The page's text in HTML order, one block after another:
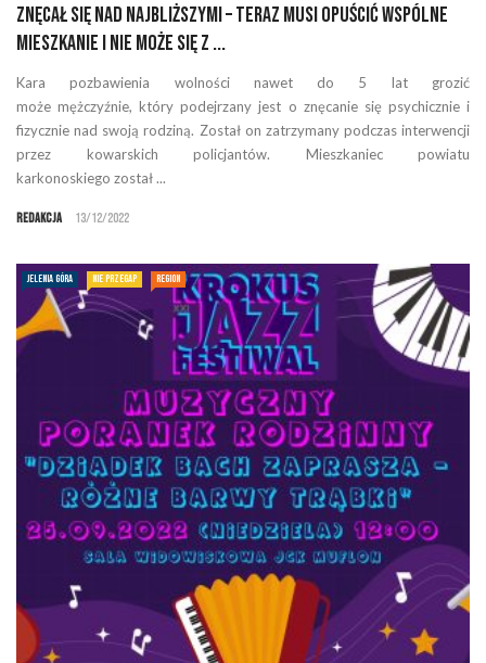
Znęcał się nad najbliższymi – teraz musi opuścić wspólne
mieszkanie i nie może się z ...
Kara pozbawienia wolności nawet do 5 lat grozić
może mężczyźnie, który podejrzany jest o znęcanie się psychicznie i
fizycznie nad swoją rodziną. Został on zatrzymany podczas interwencji
przez kowarskich policjantów. Mieszkaniec powiatu
karkonoskiego został ...
Redakcja 13/12/2022
JELENIA GÓRA NIE PRZEGAP REGION